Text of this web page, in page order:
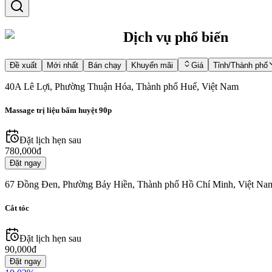
Dịch vụ phổ biến
Đề xuất Mới nhất Bán chạy Khuyến mãi Giá Tỉnh/Thành phố
40A Lê Lợi, Phường Thuận Hóa, Thành phố Huế, Việt Nam
Massage trị liệu bấm huyệt 90p
Đặt lịch hẹn sau
780,000đ
Đặt ngay
67 Đồng Đen, Phường Bảy Hiền, Thành phố Hồ Chí Minh, Việt
Cắt tóc
Đặt lịch hẹn sau
90,000đ
Đặt ngay